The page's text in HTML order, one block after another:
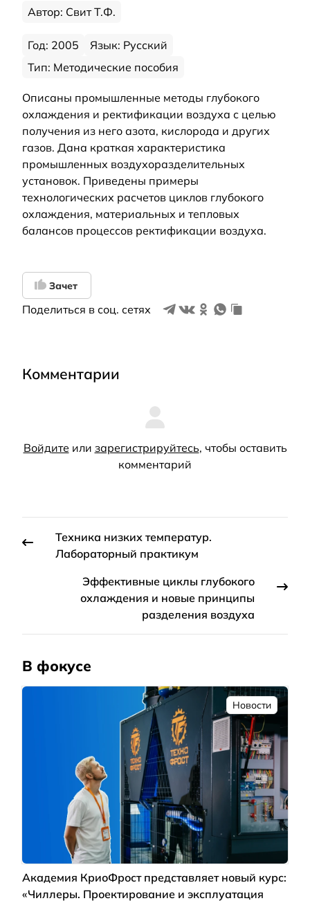
Автор: Свит Т.Ф.
Год: 2005
Язык: Русский
Тип: Методические пособия
Описаны промышленные методы глубокого
охлаждения и ректификации воздуха с целью
получения из него азота, кислорода и других
газов. Дана краткая характеристика
промышленных воздухоразделительных
установок. Приведены примеры
технологических расчетов циклов глубокого
охлаждения, материальных и тепловых
балансов процессов ректификации воздуха.
Зачет
Поделиться в соц. сетях
Комментарии
Войдите или зарегистрируйтесь, чтобы оставить
комментарий
Техника низких температур.
Лабораторный практикум
Эффективные циклы глубокого
охлаждения и новые принципы
разделения воздуха
В фокусе
Новости
Академия КриоФрост представляет новый курс:
«Чиллеры. Проектирование и эксплуатация